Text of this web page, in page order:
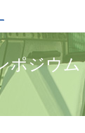
ポジウム